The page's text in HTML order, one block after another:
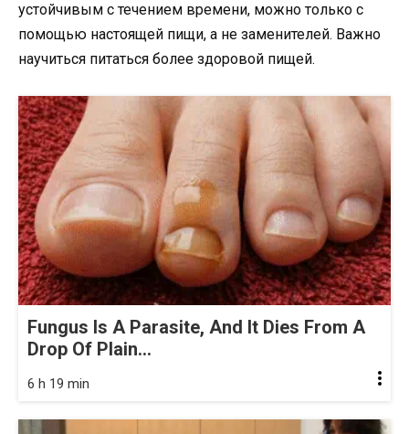
устойчивым с течением времени, можно только с
помощью настоящей пищи, а не заменителей. Важно
научиться питаться более здоровой пищей.
Fungus Is A Parasite, And It Dies From A
Drop Of Plain...
6 h 19 min